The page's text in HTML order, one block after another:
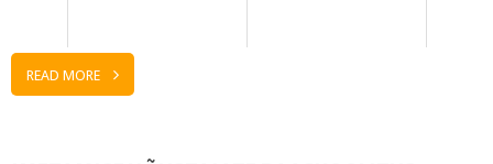
READ MORE